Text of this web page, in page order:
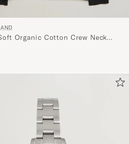
Organic Cotton Crew Neck